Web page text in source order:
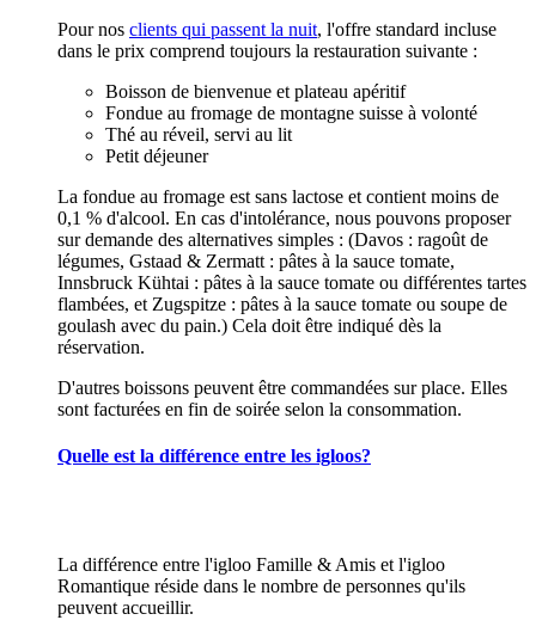
Pour nos clients qui passent la nuit, l'offre standard incluse
dans le prix comprend toujours la restauration suivante :
Boisson de bienvenue et plateau apéritif
Fondue au fromage de montagne suisse à volonté
Thé au réveil, servi au lit
Petit déjeuner
La fondue au fromage est sans lactose et contient moins de
0,1 % d'alcool. En cas d'intolérance, nous pouvons proposer
sur demande des alternatives simples : (Davos : ragoût de
légumes, Gstaad & Zermatt : pâtes à la sauce tomate,
Innsbruck Kühtai : pâtes à la sauce tomate ou différentes tartes
flambées, et Zugspitze : pâtes à la sauce tomate ou soupe de
goulash avec du pain.) Cela doit être indiqué dès la
réservation.
D'autres boissons peuvent être commandées sur place. Elles
sont facturées en fin de soirée selon la consommation.
Quelle est la différence entre les igloos?
La différence entre l'igloo Famille & Amis et l'igloo
Romantique réside dans le nombre de personnes qu'ils
peuvent accueillir.